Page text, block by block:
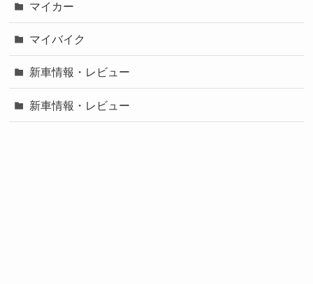
マイカー
マイバイク
新車情報・レビュー
新車情報・レビュー